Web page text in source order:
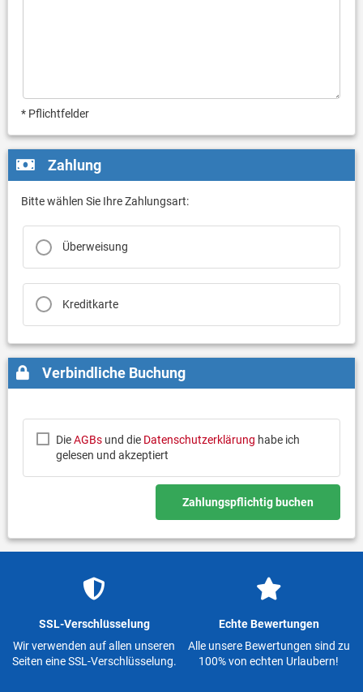
* Pflichtfelder
Zahlung
Bitte wählen Sie Ihre Zahlungsart:
Überweisung
Kreditkarte
Verbindliche Buchung
DieAGBsund die Datenschutzerklärung habe ich
gelesen und akzeptiert
Zahlungspflichtig buchen
SSL-Verschlüsselung
Wir verwenden auf allen unseren
Seiten eine SSL-Verschlüsselung.
Echte Bewertungen
Alle unsere Bewertungen sind zu
100% von echten Urlaubern!